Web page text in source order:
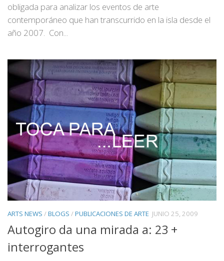
obligada para analizar los eventos de arte
contemporáneo que han transcurrido en la isla desde el
año 2007. Con...
ARTS NEWS /BLOGS /PUBLICACIONES DE ARTE JUNIO 25, 2009
Autogiro da una mirada a: 23 +
interrogantes